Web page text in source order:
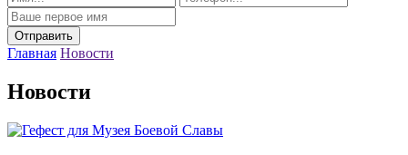
Главная Новости
Новости